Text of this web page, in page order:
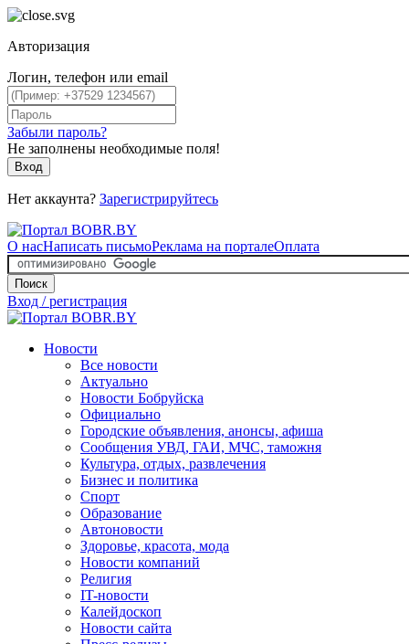
Авторизация
Логин, телефон или email
Забыли пароль?
Не заполнены необходимые поля!
Вход
Нет аккаунта? Зарегистрируйтесь
О насНаписать письмоРеклама на порталеОплата
Поиск
Вход / регистрация
Новости
Все новости
Актуально
Новости Бобруйска
Официально
Городские объявления, анонсы, афиша
Сообщения УВД, ГАИ, МЧС, таможня
Культура, отдых, развлечения
Бизнес и политика
Спорт
Образование
Автоновости
Здоровье, красота, мода
Новости компаний
Религия
IT-новости
Калейдоскоп
Новости сайта